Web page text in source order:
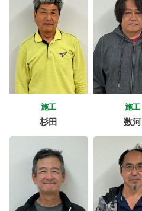
施工
杉田
施工
数河